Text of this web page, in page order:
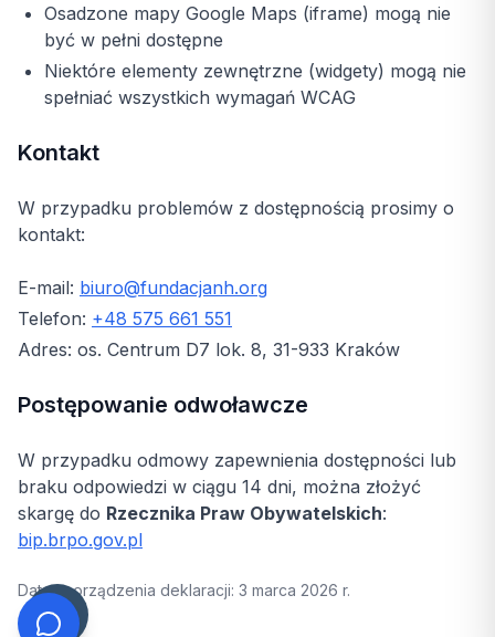
Osadzone mapy Google Maps (iframe) mogą nie
być w pełni dostępne
Niektóre elementy zewnętrzne (widgety) mogą nie
spełniać wszystkich wymagań WCAG
Kontakt
W przypadku problemów z dostępnością prosimy o
kontakt:
E-mail: biuro@fundacjanh.org
Telefon: +48 575 661 551
Adres: os. Centrum D7 lok. 8, 31-933 Kraków
Postępowanie odwoławcze
W przypadku odmowy zapewnienia dostępności lub
braku odpowiedzi w ciągu 14 dni, można złożyć
skargę do Rzecznika Praw Obywatelskich:
bip.brpo.gov.pl
Data sporządzenia deklaracji: 3 marca 2026 r.